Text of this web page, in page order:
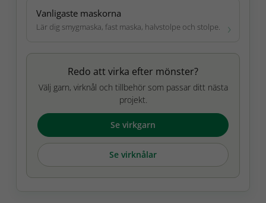
Vanligaste maskorna
Lär dig smygmaska, fast maska, halvstolpe och stolpe.
Redo att virka efter mönster?
Välj garn, virknål och tillbehör som passar ditt nästa
projekt.
Se virkgarn
Se virknålar